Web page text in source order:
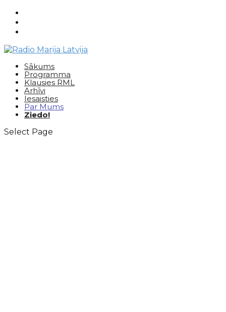
Sākums
Programma
Klausies RML
Arhīvi
Iesaisties
Par Mums
Ziedo!
Select Page